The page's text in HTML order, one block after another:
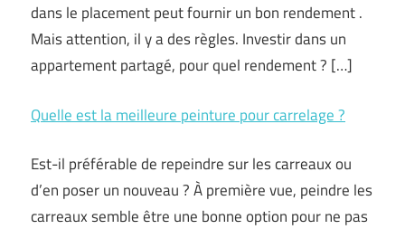
dans le placement peut fournir un bon rendement .
Mais attention, il y a des règles. Investir dans un
appartement partagé, pour quel rendement ? […]
Quelle est la meilleure peinture pour carrelage ?
Est-il préférable de repeindre sur les carreaux ou
d’en poser un nouveau ? À première vue, peindre les
carreaux semble être une bonne option pour ne pas